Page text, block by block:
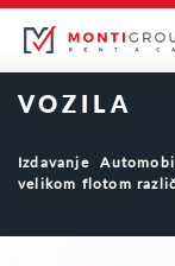
VOZILA
Izdavanje
velikom flotom